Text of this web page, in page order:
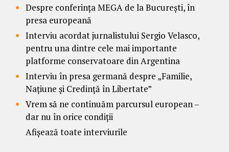
Despre conferința MEGA de la București, în
presa europeană
Interviu acordat jurnalistului Sergio Velasco,
pentru una dintre cele mai importante
platforme conservatoare din Argentina
Interviu în presa germană despre „Familie,
Națiune și Credință în Libertate”
Vrem să ne continuăm parcursul european –
dar nu în orice condiții
Afișează toate interviurile